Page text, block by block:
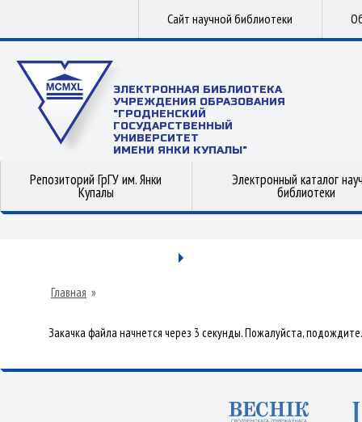
Сайт научной библиотеки
ЭЛЕКТРОННАЯ БИБЛИОТЕКА
УЧРЕЖДЕНИЯ ОБРАЗОВАНИЯ
"ГРОДНЕНСКИЙ
ГОСУДАРСТВЕННЫЙ
УНИВЕРСИТЕТ
ИМЕНИ ЯНКИ КУПАЛЫ"
Репозиторий ГрГУ им. Янки
Купалы
Электронный каталог
библиотеки
Главная »
Закачка файла начнется через 3 секунды. Пожалуйста, подождите.